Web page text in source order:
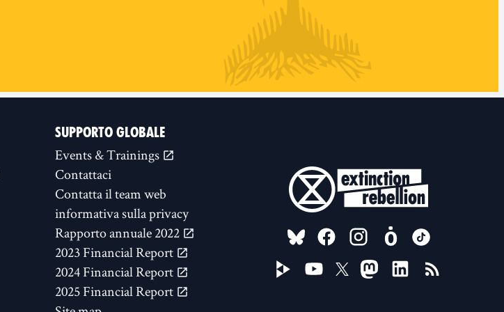
SUPPORTO GLOBALE
Events & Trainings
Contattaci
Contatta il team web
informativa sulla privacy
Rapporto annuale 2022
2023 Financial Report
2024 Financial Report
2025 Financial Report
FOLLOW US ON